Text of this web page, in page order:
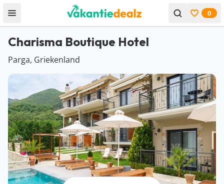
Open menu Bekijk
0
Charisma Boutique Hotel
Parga, Griekenland